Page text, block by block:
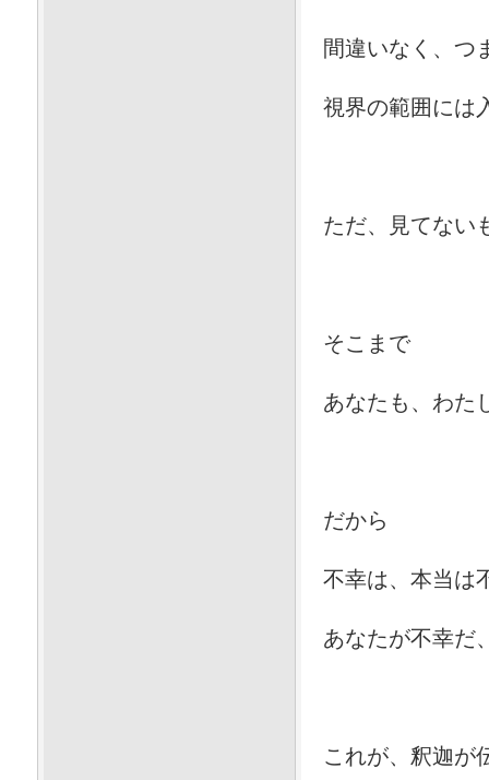
間違いなく、つ
視界の範囲には
ただ、見てない
そこまで
あなたも、わた
だから
不幸は、本当は
あなたが不幸だ
これが、釈迦が